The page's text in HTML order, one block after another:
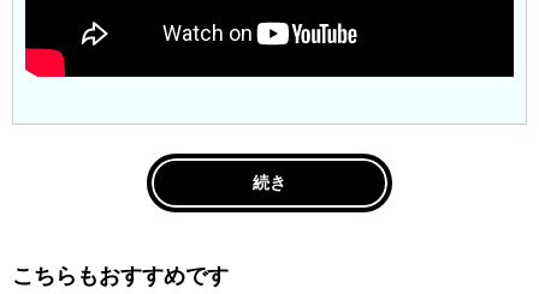
続き
こちらもおすすめです